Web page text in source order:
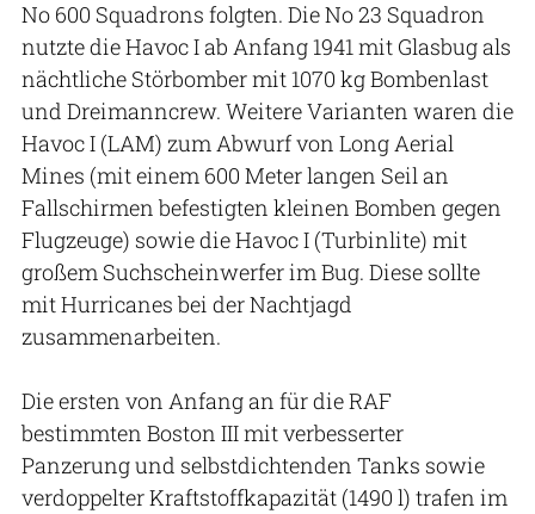
No 600 Squadrons folgten. Die No 23 Squadron
nutzte die Havoc I ab Anfang 1941 mit Glasbug als
nächtliche Störbomber mit 1070 kg Bombenlast
und Dreimanncrew. Weitere Varianten waren die
Havoc I (LAM) zum Abwurf von Long Aerial
Mines (mit einem 600 Meter langen Seil an
Fallschirmen befestigten kleinen Bomben gegen
Flugzeuge) sowie die Havoc I (Turbinlite) mit
großem Suchscheinwerfer im Bug. Diese sollte
mit Hurricanes bei der Nachtjagd
zusammenarbeiten.
Die ersten von Anfang an für die RAF
bestimmten Boston III mit verbesserter
Panzerung und selbstdichtenden Tanks sowie
verdoppelter Kraftstoffkapazität (1490 l) trafen im